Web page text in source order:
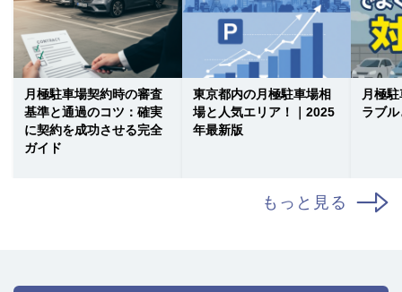
月極駐車場契約時の審査
基準と通過のコツ：確実
に契約を成功させる完全
ガイド
東京都内の月極駐車場相
場と人気エリア！｜2025
年最新版
月極
ラブ
もっと見る